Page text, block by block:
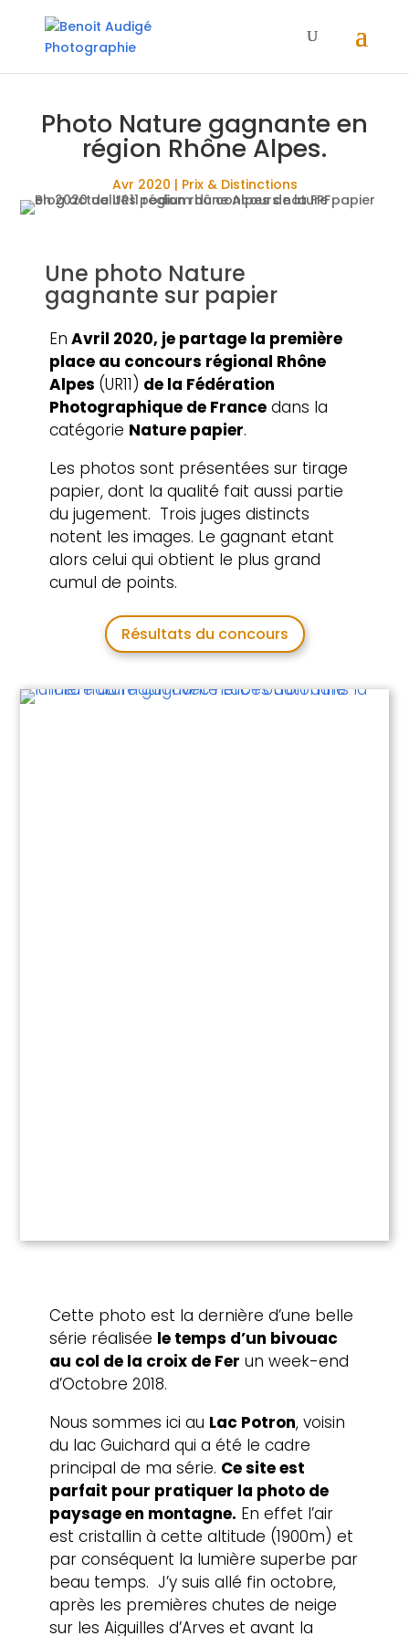
Photo Nature gagnante en
région Rhône Alpes.
Avr 2020 | Prix & Distinctions
Une photo Nature
gagnante sur papier
En Avril 2020, je partage la première
place au concours régional Rhône
Alpes (UR11) de la Fédération
Photographique de Francedans la
catégorie Nature papier.
Les photos sont présentées sur tirage
papier, dont la qualité fait aussi partie
du jugement. Trois juges distincts
notent les images. Le gagnant etant
alors celui qui obtient le plus grand
cumul de points.
Résultats du concours
Cette photo est la dernière d’une belle
série réalisée le temps d’un bivouac
au col de la croix de Fer un week-end
d’Octobre 2018.
Nous sommes ici au Lac Potron, voisin
du lac Guichard qui a été le cadre
principal de ma série. Ce site est
parfait pour pratiquer la photo de
paysage en montagne. En effet l’air
est cristallin à cette altitude (1900m) et
par conséquent la lumière superbe par
beau temps. J’y suis allé fin octobre,
après les premières chutes de neige
sur les Aiguilles d’Arves et avant la